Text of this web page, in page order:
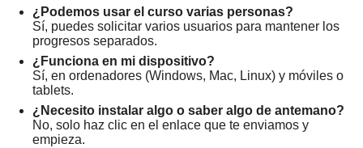
¿Podemos usar el curso varias personas?
Sí, puedes solicitar varios usuarios para mantener los
progresos separados.
¿Funciona en mi dispositivo?
Sí, en ordenadores (Windows, Mac, Linux) y móviles o
tablets.
¿Necesito instalar algo o saber algo de antemano?
No, solo haz clic en el enlace que te enviamos y
empieza.